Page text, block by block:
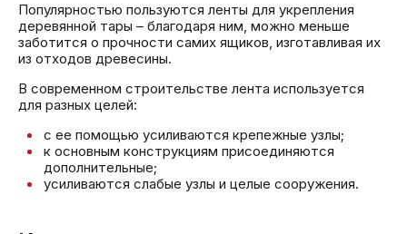
Популярностью пользуются ленты для укрепления
деревянной тары – благодаря ним, можно меньше
заботится о прочности самих ящиков, изготавливая их
из отходов древесины.
В современном строительстве лента используется
для разных целей:
с ее помощью усиливаются крепежные узлы;
к основным конструкциям присоединяются
дополнительные;
усиливаются слабые узлы и целые сооружения.